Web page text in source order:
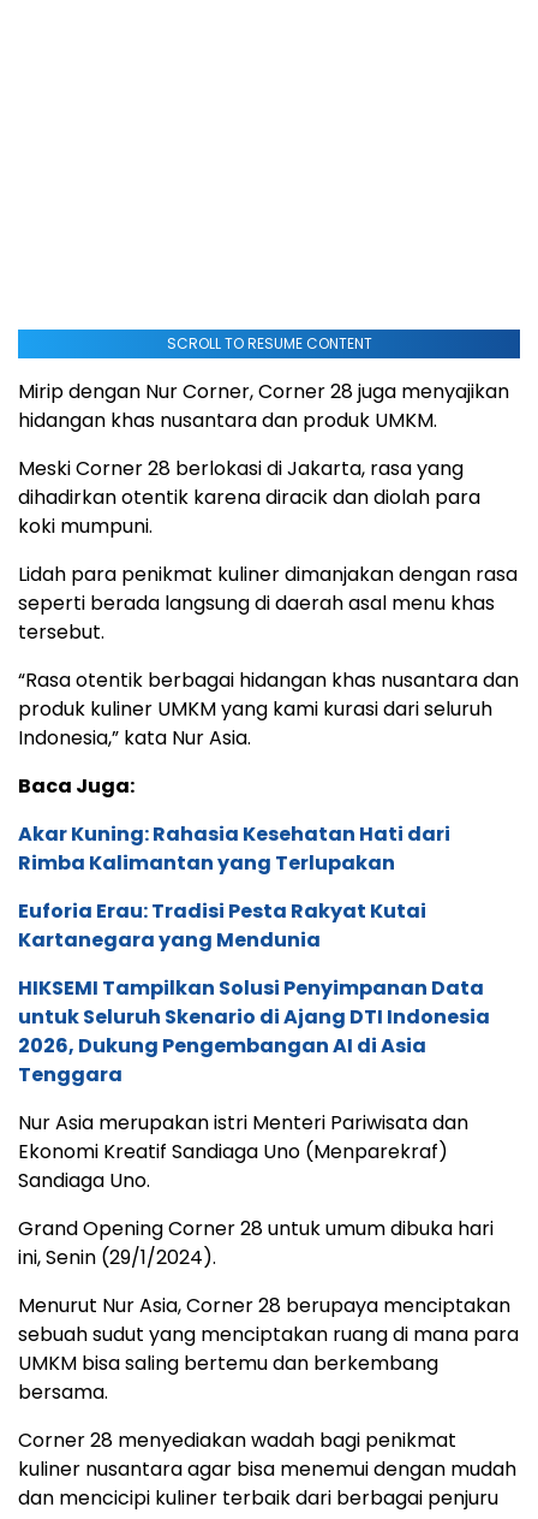
SCROLL TO RESUME CONTENT
Mirip dengan Nur Corner, Corner 28 juga menyajikan
hidangan khas nusantara dan produk UMKM.
Meski Corner 28 berlokasi di Jakarta, rasa yang
dihadirkan otentik karena diracik dan diolah para
koki mumpuni.
Lidah para penikmat kuliner dimanjakan dengan rasa
seperti berada langsung di daerah asal menu khas
tersebut.
“Rasa otentik berbagai hidangan khas nusantara dan
produk kuliner UMKM yang kami kurasi dari seluruh
Indonesia,” kata Nur Asia.
Baca Juga:
Akar Kuning: Rahasia Kesehatan Hati dari
Rimba Kalimantan yang Terlupakan
Euforia Erau: Tradisi Pesta Rakyat Kutai
Kartanegara yang Mendunia
HIKSEMI Tampilkan Solusi Penyimpanan Data
untuk Seluruh Skenario di Ajang DTI Indonesia
2026, Dukung Pengembangan AI di Asia
Tenggara
Nur Asia merupakan istri Menteri Pariwisata dan
Ekonomi Kreatif Sandiaga Uno (Menparekraf)
Sandiaga Uno.
Grand Opening Corner 28 untuk umum dibuka hari
ini, Senin (29/1/2024).
Menurut Nur Asia, Corner 28 berupaya menciptakan
sebuah sudut yang menciptakan ruang di mana para
UMKM bisa saling bertemu dan berkembang
bersama.
Corner 28 menyediakan wadah bagi penikmat
kuliner nusantara agar bisa menemui dengan mudah
dan mencicipi kuliner terbaik dari berbagai penjuru